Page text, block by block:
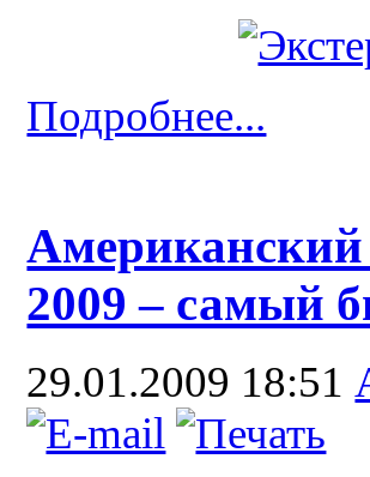
Подробнее...
Американский
2009 – самый
29.01.2009 18:51